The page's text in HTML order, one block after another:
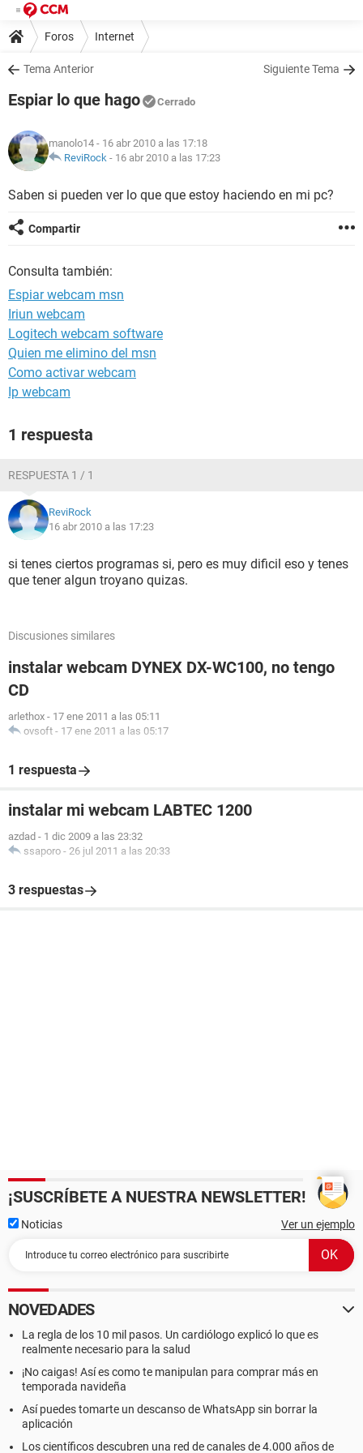
Foros Internet
Tema Anterior Siguiente Tema
Espiar lo que hago Cerrado
manolo14 - 16 abr 2010 a las 17:18
ReviRock - 16 abr 2010 a las 17:23
Saben si pueden ver lo que que estoy haciendo en mi pc?
Compartir
Consulta también:
Espiar webcam msn
Iriun webcam
Logitech webcam software
Quien me elimino del msn
Como activar webcam
Ip webcam
1 respuesta
RESPUESTA 1 / 1
ReviRock
16 abr 2010 a las 17:23
si tenes ciertos programas si, pero es muy dificil eso y tenes
que tener algun troyano quizas.
Discusiones similares
instalar webcam DYNEX DX-WC100, no tengo
CD
arlethox - 17 ene 2011 a las 05:11
ovsoft - 17 ene 2011 a las 05:17
1 respuesta
instalar mi webcam LABTEC 1200
azdad - 1 dic 2009 a las 23:32
ssaporo - 26 jul 2011 a las 20:33
3 respuestas
¡SUSCRÍBETE A NUESTRA NEWSLETTER!
Noticias Ver un ejemplo
NOVEDADES
La regla de los 10 mil pasos. Un cardiólogo explicó lo que es
realmente necesario para la salud
¡No caigas! Así es como te manipulan para comprar más en
temporada navideña
Así puedes tomarte un descanso de WhatsApp sin borrar la
aplicación
Los científicos descubren una red de canales de 4.000 años de